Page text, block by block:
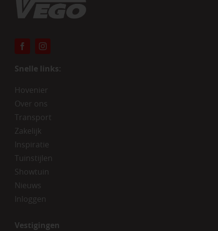
Snelle links:
Hovenier
Over ons
Transport
Zakelijk
Inspiratie
Tuinstijlen
Showtuin
Nieuws
Inloggen
Vestigingen